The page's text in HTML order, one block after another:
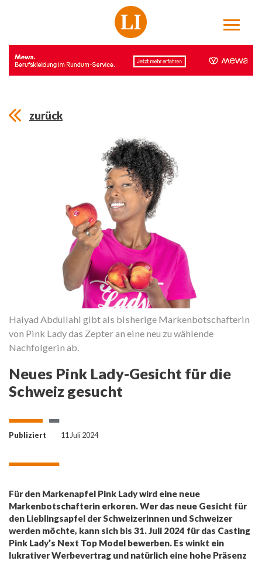
zurück
Haiyad Abdullahi gibt als bisherige Markenbotschafterin
von Pink Lady das Zepter an eine neu zu wählende
Nachfolgerin ab.
Neues Pink Lady-Gesicht für die
Schweiz gesucht
Publiziert 11 Juli 2024
Für den Markenapfel Pink Lady wird eine neue
Markenbotschafterin erkoren. Wer das neue Gesicht für
den Lieblingsapfel der Schweizerinnen und Schweizer
werden möchte, kann sich bis 31. Juli 2024 für das Casting
Pink Lady’s Next Top Model bewerben. Es winkt ein
lukrativer Werbevertrag und natürlich eine hohe Präsenz